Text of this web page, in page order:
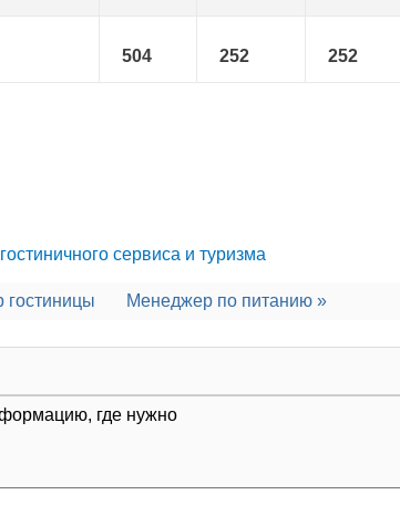
504 252 252
сервиса и туризма
гостиницы Менеджер по питанию »
где нужно